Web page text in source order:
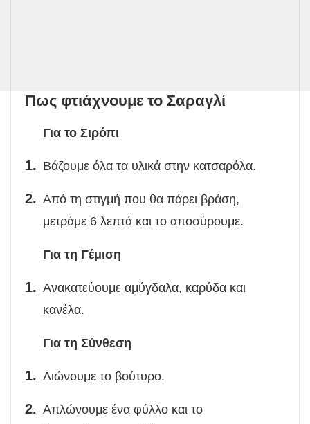
Πως φτιάχνουμε το Σαραγλί
Για το Σιρόπι
Βάζουμε όλα τα υλικά στην κατσαρόλα.
Από τη στιγμή που θα πάρει βράση,
μετράμε 6 λεπτά και το αποσύρουμε.
Για τη Γέμιση
Ανακατεύουμε αμύγδαλα, καρύδα και
κανέλα.
Για τη Σύνθεση
Λιώνουμε το βούτυρο.
Απλώνουμε ένα φύλλο και το